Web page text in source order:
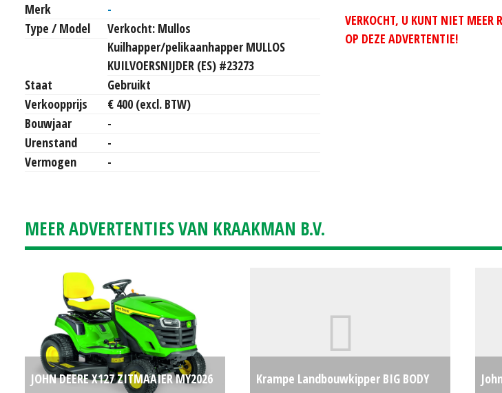
Merk
-
Type / Model
Verkocht: Mullos
Kuilhapper/pelikaanhapper MULLOS
KUILVOERSNIJDER (ES) #23273
Staat
Gebruikt
Verkoopprijs
€ 400 (excl. BTW)
Bouwjaar
-
Urenstand
-
Vermogen
-
VERKOCHT, U KUNT NIET MEER
OP DEZE ADVERTENTIE!
MEER ADVERTENTIES VAN KRAAKMAN B.V.
JOHN DEERE X127 ZITMAAIER MY2026
Krampe Landbouwkipper BIG BODY